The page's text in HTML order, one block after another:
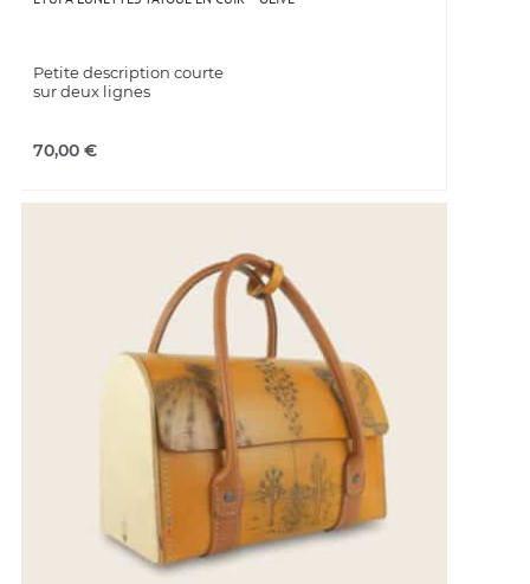
Petite description courte
sur deux lignes
70,00 €